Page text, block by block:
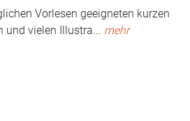
Vorlesen geeigneten kurzen
und vielen Illustra... mehr